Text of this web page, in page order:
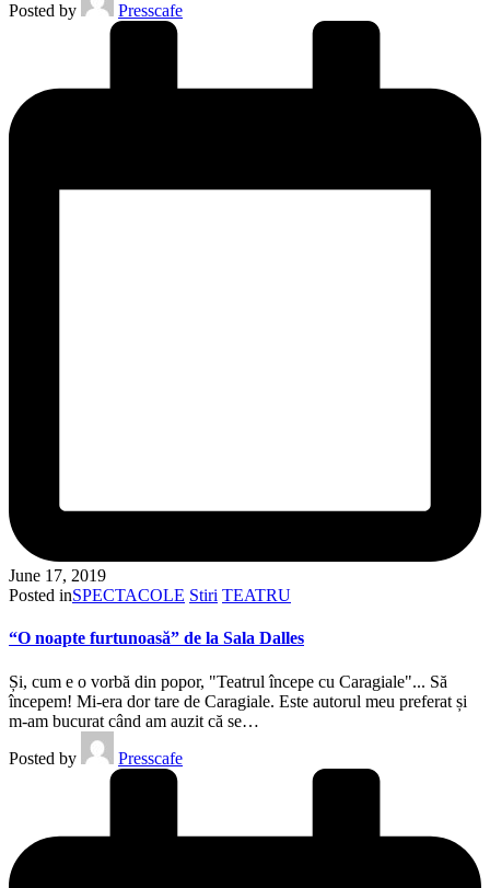
Posted by
Presscafe
June 17, 2019
Posted inSPECTACOLE Stiri TEATRU
“O noapte furtunoasă” de la Sala Dalles
Și, cum e o vorbă din popor, "Teatrul începe cu Caragiale"... Să
începem! Mi-era dor tare de Caragiale. Este autorul meu preferat și
m-am bucurat când am auzit că se…
Posted by
Presscafe